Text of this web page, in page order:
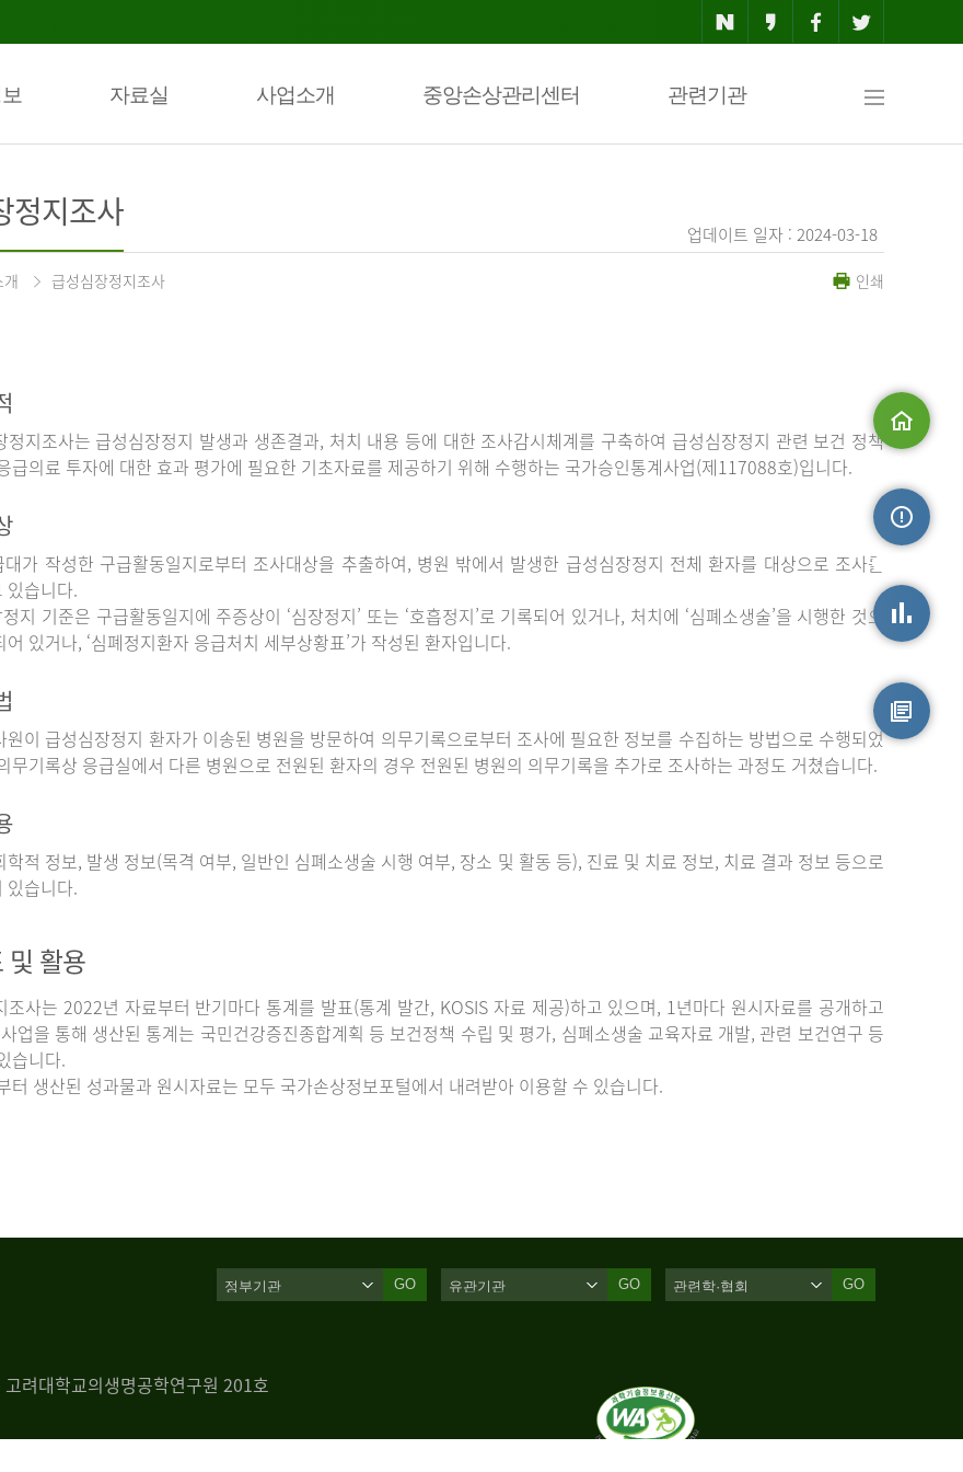
자료실 사업소개 중앙손상관리센터 관련기관
맵
업데이트 일자 : 2024-03-18
정지조사
개 급성심장정지조사 인쇄
정지조사는 급성심장정지 발생과 생존결과, 처치 내용 등에 대한 조사감시체계를 구축하여 급성심장정지 관련 보건 정책
급의료 투자에 대한 효과 평가에 필요한 기초자료를 제공하기 위해 수행하는 국가승인통계사업(제117088호)입니다.
가 작성한 구급활동일지로부터 조사대상을 추출하여, 병원 밖에서 발생한 급성심장정지 전체 환자를 대상으로 조사를
있습니다.
지 기준은 구급활동일지에 주증상이 ‘심장정지’ 또는 ‘호흡정지’로 기록되어 있거나, 처치에 ‘심폐소생술’을 시행한 것으
어 있거나, ‘심폐정지환자 응급처치 세부상황표’가 작성된 환자입니다.
원이 급성심장정지 환자가 이송된 병원을 방문하여 의무기록으로부터 조사에 필요한 정보를 수집하는 방법으로 수행되었
무기록상 응급실에서 다른 병원으로 전원된 환자의 경우 전원된 병원의 의무기록을 추가로 조사하는 과정도 거쳤습니다.
학적 정보, 발생 정보(목격 여부, 일반인 심폐소생술 시행 여부, 장소 및 활동 등), 진료 및 치료 정보, 치료 결과 정보 등으로
있습니다.
및 활용
조사는 2022년 자료부터 반기마다 통계를 발표(통계 발간, KOSIS 자료 제공)하고 있으며, 1년마다 원시자료를 공개하고
업을 통해 생산된 통계는 국민건강증진종합계획 등 보건정책 수립 및 평가, 심폐소생술 교육자료 개발, 관련 보건연구 등
습니다.
터 생산된 성과물과 원시자료는 모두 국가손상정보포털에서 내려받아 이용할 수 있습니다.
GO GO GO
려대학교의생명공학연구원 201호
손상정보
원시자료